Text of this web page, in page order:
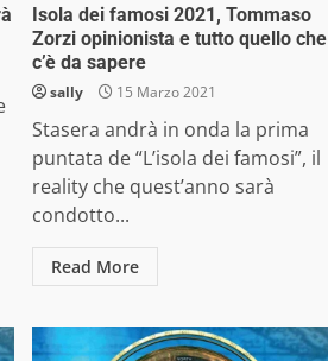
Isola dei famosi 2021, Tommaso
Zorzi opinionista e tutto quello che
c’è da sapere
sally 15 Marzo 2021
Stasera andrà in onda la prima
puntata de “L’isola dei famosi”, il
reality che quest’anno sarà
condotto...
Read More